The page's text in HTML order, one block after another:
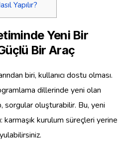
Yapılır?
Yeni Bir
Bir Araç
biri, kullanıcı dostu olması.
dillerinde yeni olan
sorgular oluşturabilir. Bu, yeni
karmaşık kurulum süreçleri yerine